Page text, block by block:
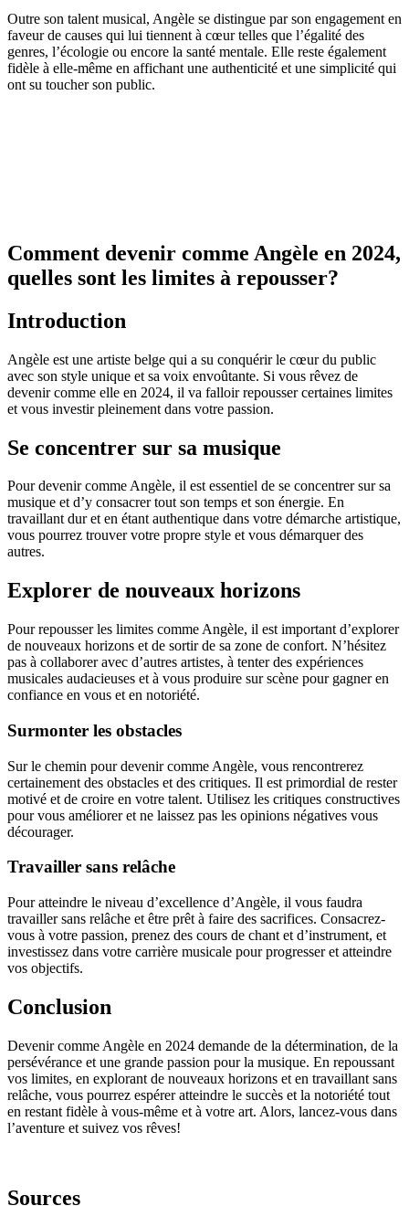
Outre son talent musical, Angèle se distingue par son engagement en
faveur de causes qui lui tiennent à cœur telles que l’égalité des
genres, l’écologie ou encore la santé mentale. Elle reste également
fidèle à elle-même en affichant une authenticité et une simplicité qui
ont su toucher son public.
Comment devenir comme Angèle en 2024,
quelles sont les limites à repousser?
Introduction
Angèle est une artiste belge qui a su conquérir le cœur du public
avec son style unique et sa voix envoûtante. Si vous rêvez de
devenir comme elle en 2024, il va falloir repousser certaines limites
et vous investir pleinement dans votre passion.
Se concentrer sur sa musique
Pour devenir comme Angèle, il est essentiel de se concentrer sur sa
musique et d’y consacrer tout son temps et son énergie. En
travaillant dur et en étant authentique dans votre démarche artistique,
vous pourrez trouver votre propre style et vous démarquer des
autres.
Explorer de nouveaux horizons
Pour repousser les limites comme Angèle, il est important d’explorer
de nouveaux horizons et de sortir de sa zone de confort. N’hésitez
pas à collaborer avec d’autres artistes, à tenter des expériences
musicales audacieuses et à vous produire sur scène pour gagner en
confiance en vous et en notoriété.
Surmonter les obstacles
Sur le chemin pour devenir comme Angèle, vous rencontrerez
certainement des obstacles et des critiques. Il est primordial de rester
motivé et de croire en votre talent. Utilisez les critiques constructives
pour vous améliorer et ne laissez pas les opinions négatives vous
décourager.
Travailler sans relâche
Pour atteindre le niveau d’excellence d’Angèle, il vous faudra
travailler sans relâche et être prêt à faire des sacrifices. Consacrez-
vous à votre passion, prenez des cours de chant et d’instrument, et
investissez dans votre carrière musicale pour progresser et atteindre
vos objectifs.
Conclusion
Devenir comme Angèle en 2024 demande de la détermination, de la
persévérance et une grande passion pour la musique. En repoussant
vos limites, en explorant de nouveaux horizons et en travaillant sans
relâche, vous pourrez espérer atteindre le succès et la notoriété tout
en restant fidèle à vous-même et à votre art. Alors, lancez-vous dans
l’aventure et suivez vos rêves!
Sources